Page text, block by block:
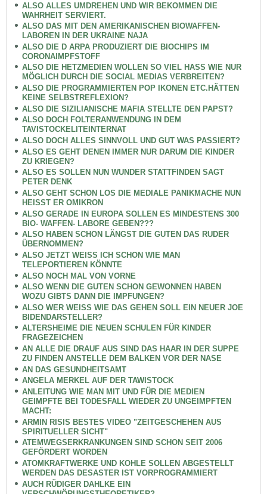
ALSO ALLES UMDREHEN UND WIR BEKOMMEN DIE
WAHRHEIT SERVIERT.
ALSO DAS MIT DEN AMERIKANISCHEN BIOWAFFEN-
LABOREN IN DER UKRAINE NAJA
ALSO DIE D ARPA PRODUZIERT DIE BIOCHIPS IM
CORONAIMPFSTOFF
ALSO DIE HETZMEDIEN WOLLEN SO VIEL HASS WIE NUR
MÖGLICH DURCH DIE SOCIAL MEDIAS VERBREITEN?
ALSO DIE PROGRAMMIERTEN POP IKONEN ETC.HÄTTEN
KEINE SELBSTREFLEXION?
ALSO DIE SIZILIANISCHE MAFIA STELLTE DEN PAPST?
ALSO DOCH FOLTERANWENDUNG IN DEM
TAVISTOCKELITEINTERNAT
ALSO DOCH ALLES SINNVOLL UND GUT WAS PASSIERT?
ALSO ES GEHT DENEN IMMER NUR DARUM DIE KINDER
ZU KRIEGEN?
ALSO ES SOLLEN NUN WUNDER STATTFINDEN SAGT
PETER DENK
ALSO GEHT SCHON LOS DIE MEDIALE PANIKMACHE NUN
HEISST ER OMIKRON
ALSO GERADE IN EUROPA SOLLEN ES MINDESTENS 300
BIO- WAFFEN- LABORE GEBEN???
ALSO HABEN SCHON LÄNGST DIE GUTEN DAS RUDER
ÜBERNOMMEN?
ALSO JETZT WEISS ICH SCHON WIE MAN
TELEPORTIEREN KÖNNTE
ALSO NOCH MAL VON VORNE
ALSO WENN DIE GUTEN SCHON GEWONNEN HABEN
WOZU GIBTS DANN DIE IMPFUNGEN?
ALSO WER WEISS WIE DAS GEHEN SOLL EIN NEUER JOE
BIDENDARSTELLER?
ALTERSHEIME DIE NEUEN SCHULEN FÜR KINDER
FRAGEZEICHEN
AN ALLE DIE DRAUF AUS SIND DAS HAAR IN DER SUPPE
ZU FINDEN ANSTELLE DEM BALKEN VOR DER NASE
AN DAS GESUNDHEITSAMT
ANGELA MERKEL AUF DER TAWISTOCK
ANLEITUNG WIE MAN MIT UND FÜR DIE MEDIEN
GEIMPFTE BEI TODESFALL WIEDER ZU UNGEIMPFTEN
MACHT:
ARMIN RISIS BESTES VIDEO "ZEITGESCHEHEN AUS
SPIRITUELLER SICHT"
ATEMWEGSERKRANKUNGEN SIND SCHON SEIT 2006
GEFÖRDERT WORDEN
ATOMKRAFTWERKE UND KOHLE SOLLEN ABGESTELLT
WERDEN DAS DESASTER IST VORPROGRAMMIERT
AUCH RÜDIGER DAHLKE EIN